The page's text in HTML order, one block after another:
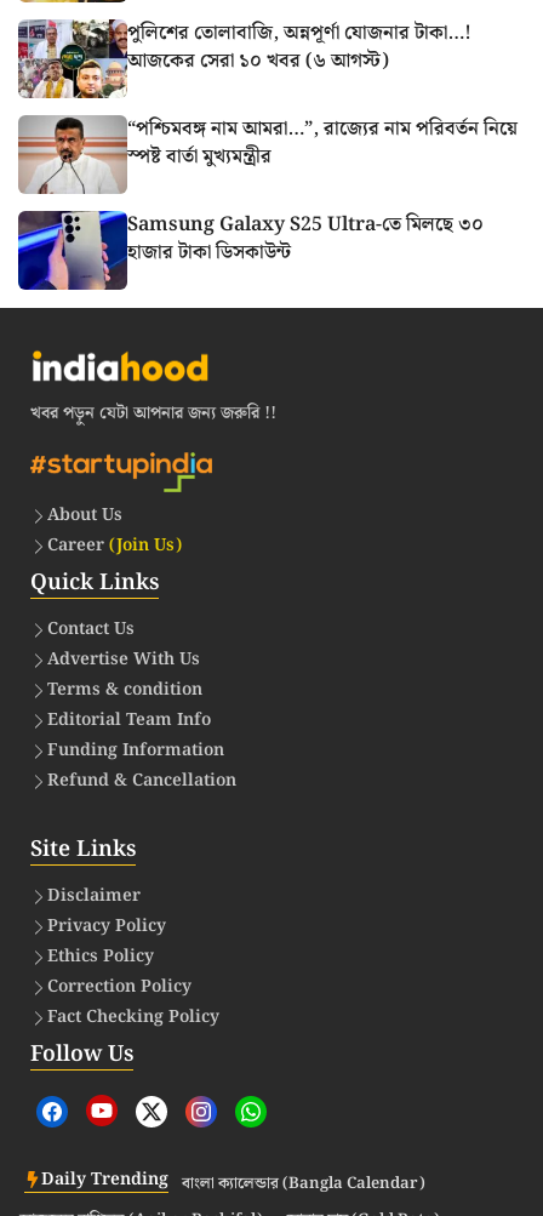
পুলিশের তোলাবাজি, অন্নপূর্ণা যোজনার টাকা…!
আজকের সেরা ১০ খবর (৬ আগস্ট)
“পশ্চিমবঙ্গ নাম আমরা…”, রাজ্যের নাম পরিবর্তন নিয়ে
স্পষ্ট বার্তা মুখ্যমন্ত্রীর
Samsung Galaxy S25 Ultra-তে মিলছে ৩০
হাজার টাকা ডিসকাউন্ট
খবর পড়ুন যেটা আপনার জন্য জরুরি !!
About Us
Career(Join Us)
Quick Links
Contact Us
Advertise With Us
Terms & condition
Editorial Team Info
Funding Information
Refund & Cancellation
Site Links
Disclaimer
Privacy Policy
Ethics Policy
Correction Policy
Fact Checking Policy
Follow Us
Daily Trending বাংলা ক্যালেন্ডার (Bangla Calendar)